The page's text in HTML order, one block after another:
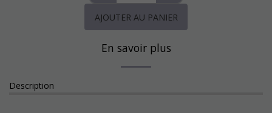
AJOUTER AU PANIER
En savoir plus
Description